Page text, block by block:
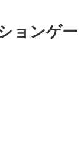
ョンゲー